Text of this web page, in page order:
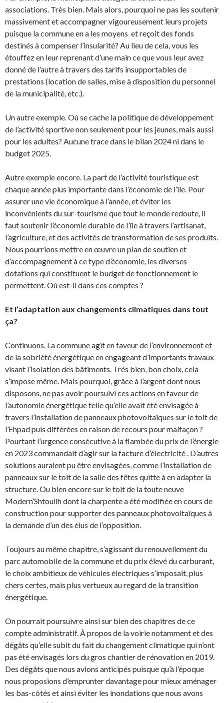
associations. Très bien. Mais alors, pourquoi ne pas les soutenir
massivement et accompagner vigoureusement leurs projets
puisque la commune en a les moyens et reçoit des fonds
destinés à compenser l’insularité? Au lieu de cela, vous les
étouffez en leur reprenant d’une main ce que vous leur avez
donné de l’autre à travers des tarifs insupportables de
prestations (location de salles, mise à disposition du personnel
de la municipalité, etc.).
Un autre exemple. Où se cache la politique de développement
de l’activité sportive non seulement pour les jeunes, mais aussi
pour les adultes? Aucune trace dans le bilan 2024 ni dans le
budget 2025.
Autre exemple encore. La part de l’activité touristique est
chaque année plus importante dans l’économie de l’île. Pour
assurer une vie économique à l’année, et éviter les
inconvénients du sur-tourisme que tout le monde redoute, il
faut soutenir l’économie durable de l’île à travers l’artisanat,
l’agriculture, et des activités de transformation de ses produits.
Nous pourrions mettre en œuvre un plan de soutien et
d’accompagnement à ce type d’économie, les diverses
dotations qui constituent le budget de fonctionnement le
permettent. Où est-il dans ces comptes ?
Et l’adaptation aux changements climatiques dans tout
ça?
Continuons. La commune agit en faveur de l’environnement et
de la sobriété énergétique en engageant d’importants travaux
visant l’isolation des bâtiments. Très bien, bon choix, cela
s’impose même. Mais pourquoi, grâce à l’argent dont nous
disposons, ne pas avoir poursuivi ces actions en faveur de
l’autonomie énergétique telle qu’elle avait été envisagée à
travers l’installation de panneaux photovoltaïques sur le toit de
l’Ehpad puis différées en raison de recours pour malfaçon ?
Pourtant l’urgence consécutive à la flambée du prix de l’énergie
en 2023 commandait d’agir sur la facture d’électricité . D’autres
solutions auraient pu être envisagées, comme l’installation de
panneaux sur le toit de la salle des fêtes quitte à en adapter la
structure. Ou bien encore sur le toit de la toute neuve
Modern’Shtouilh dont la charpente a été modifiée en cours de
construction pour supporter des panneaux photovoltaïques à
la demande d’un des élus de l’opposition.
Toujours au même chapitre, s’agissant du renouvellement du
parc automobile de la commune et du prix élevé du carburant,
le choix ambitieux de véhicules électriques s’imposait, plus
chers certes, mais plus vertueux au regard de la transition
énergétique.
On pourrait poursuivre ainsi sur bien des chapitres de ce
compte administratif. À propos de la voirie notamment et des
dégâts qu’elle subit du fait du changement climatique qui n’ont
pas été envisagés lors du gros chantier de rénovation en 2019.
Des dégâts que nous avions anticipés puisque qu’à l’époque
nous proposions d’emprunter davantage pour mieux aménager
les bas-côtés et ainsi éviter les inondations que nous avons